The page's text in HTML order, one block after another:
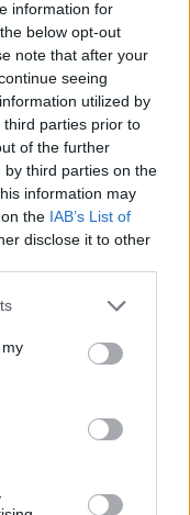
information for
below opt-out
note that after your
seeing
utilized by
parties prior to
of the further
third parties on the
information may
the IAB’s List of
disclose it to other
των